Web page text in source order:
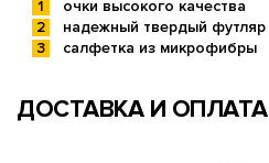
очки высокого качества
надежный твердый футляр
салфетка из микрофибры
ДОСТАВКА И ОПЛАТА